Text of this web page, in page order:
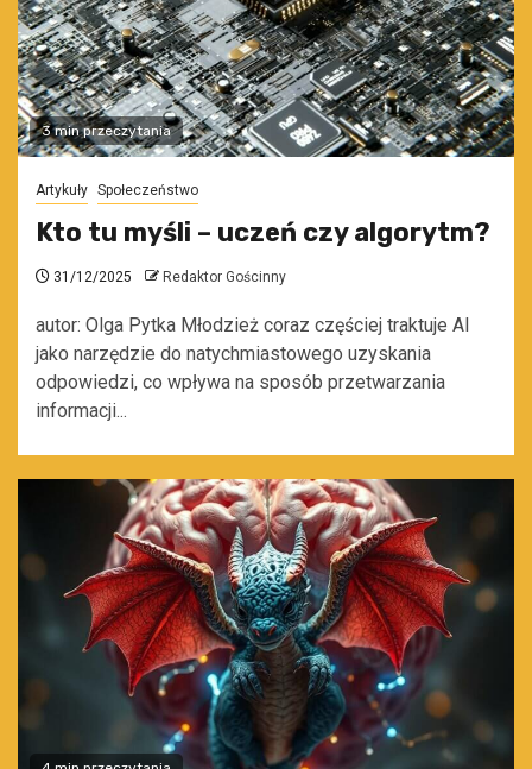
3 min przeczytania
Artykuły Społeczeństwo
Kto tu myśli – uczeń czy algorytm?
31/12/2025 Redaktor Gościnny
autor: Olga Pytka Młodzież coraz częściej traktuje AI
jako narzędzie do natychmiastowego uzyskania
odpowiedzi, co wpływa na sposób przetwarzania
informacji...